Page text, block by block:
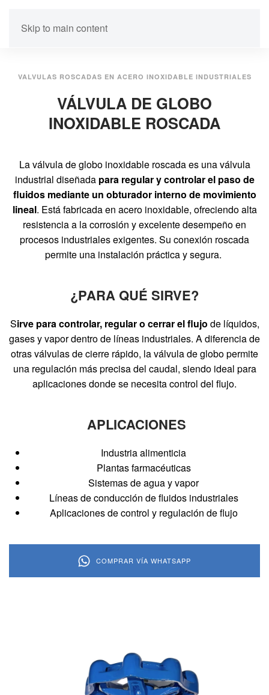
Skip to main content
VALVULAS ROSCADAS EN ACERO INOXIDABLE INDUSTRIALES
VÁLVULA DE GLOBO
INOXIDABLE ROSCADA
La válvula de globo inoxidable roscada es una válvula
industrial diseñada para regular y controlar el paso de
fluidos mediante un obturador interno de movimiento
lineal. Está fabricada en acero inoxidable, ofreciendo alta
resistencia a la corrosión y excelente desempeño en
procesos industriales exigentes. Su conexión roscada
permite una instalación práctica y segura.
¿PARA QUÉ SIRVE?
Sirve para controlar, regular o cerrar el flujo de líquidos,
gases y vapor dentro de líneas industriales. A diferencia de
otras válvulas de cierre rápido, la válvula de globo permite
una regulación más precisa del caudal, siendo ideal para
aplicaciones donde se necesita control del flujo.
APLICACIONES
Industria alimenticia
Plantas farmacéuticas
Sistemas de agua y vapor
Líneas de conducción de fluidos industriales
Aplicaciones de control y regulación de flujo
COMPRAR VÍA WHATSAPP